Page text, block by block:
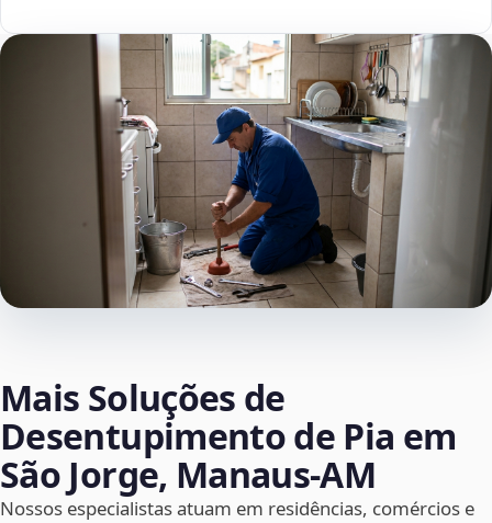
Mais Soluções de
Desentupimento de Pia em
São Jorge, Manaus‑AM
Nossos especialistas atuam em residências, comércios e